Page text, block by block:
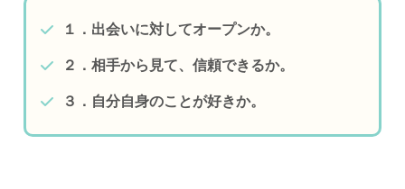
１．出会いに対してオープンか。
２．相手から見て、信頼できるか。
３．自分自身のことが好きか。